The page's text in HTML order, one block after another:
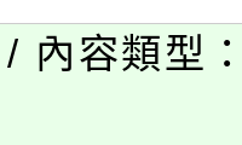
藝術教育
保險知識
內容類型